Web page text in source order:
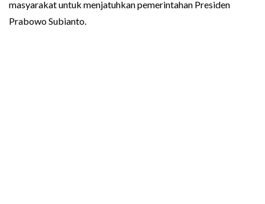
masyarakat untuk menjatuhkan pemerintahan Presiden
Prabowo Subianto.